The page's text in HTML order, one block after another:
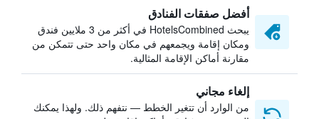
أفضل صفقات الفنادق
يبحث HotelsCombined في أكثر من 3 ملايين فندق
ومكان إقامة ويجمعهم في مكان واحد حتى تتمكن من
مقارنة أماكن الإقامة المثالية.
إلغاء مجاني
من الوارد أن تتغير الخطط — نتفهم ذلك. ولهذا يمكنك